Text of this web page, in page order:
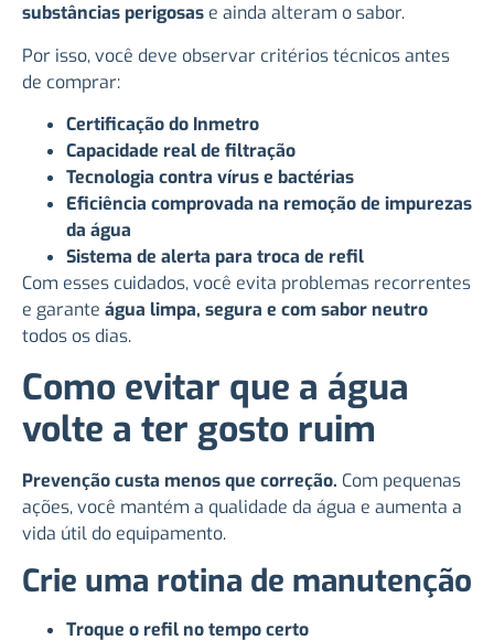
substâncias perigosas e ainda alteram o sabor.
Por isso, você deve observar critérios técnicos antes
de comprar:
Certificação do Inmetro
Capacidade real de filtração
Tecnologia contra vírus e bactérias
Eficiência comprovada na remoção de impurezas
da água
Sistema de alerta para troca de refil
Com esses cuidados, você evita problemas recorrentes
e garante água limpa, segura e com sabor neutro
todos os dias.
Como evitar que a água
volte a ter gosto ruim
Prevenção custa menos que correção. Com pequenas
ações, você mantém a qualidade da água e aumenta a
vida útil do equipamento.
Crie uma rotina de manutenção
Troque o refil no tempo certo